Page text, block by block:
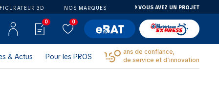
3D NOS MARQUES VOUS AVEZ UN PROJET
0 0
& Actus Pour les PROS
ans de confiance,
de service et d’innovation